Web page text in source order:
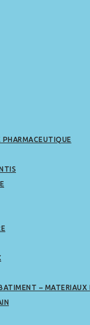
PHARMACEUTIQUE
–